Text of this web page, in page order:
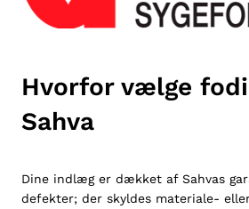
Hvorfor vælge
Sahva
Dine indlæg er dækket af Sahvas
defekter; der skyldes materiale-